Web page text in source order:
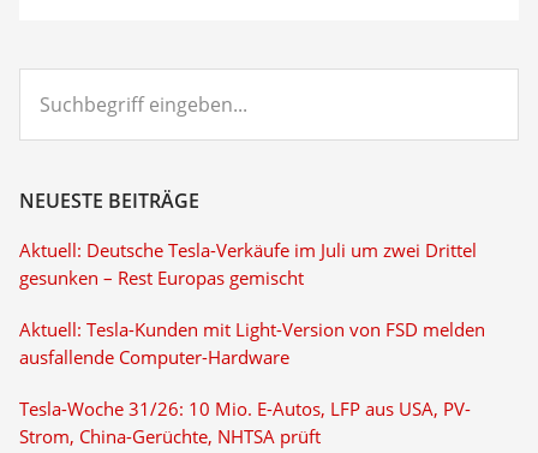
eingeben...
NEUESTE BEITRÄGE
Aktuell: Deutsche Tesla-Verkäufe im Juli um zwei Drittel
gesunken – Rest Europas gemischt
Aktuell: Tesla-Kunden mit Light-Version von FSD melden
ausfallende Computer-Hardware
Tesla-Woche 31/26: 10 Mio. E-Autos, LFP aus USA, PV-
Strom, China-Gerüchte, NHTSA prüft